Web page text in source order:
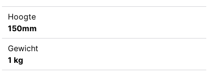
Hoogte
150mm
Gewicht
1 kg